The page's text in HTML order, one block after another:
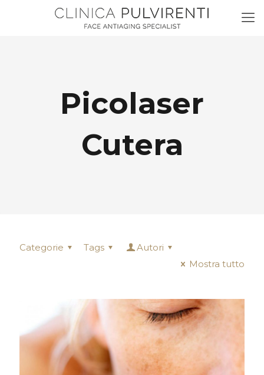
Picolaser
Cutera
Categorie Tags
Autori
Mostra tutto